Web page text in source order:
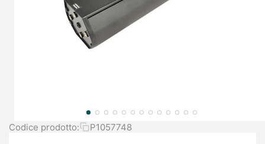
Codice prodotto: P1057748